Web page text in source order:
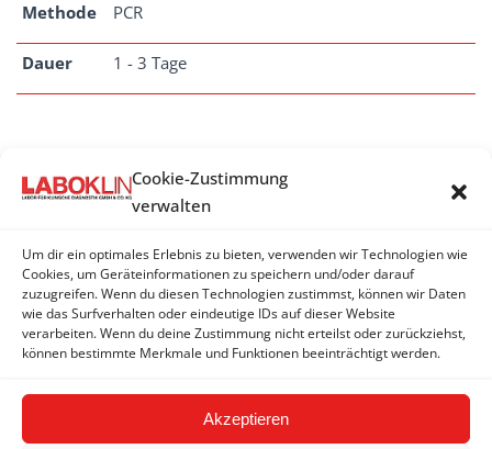
Cookie-Zustimmung
verwalten
Um dir ein optimales Erlebnis zu bieten, verwenden wir Technologien wie
Cookies, um Geräteinformationen zu speichern und/oder darauf
zuzugreifen. Wenn du diesen Technologien zustimmst, können wir Daten
wie das Surfverhalten oder eindeutige IDs auf dieser Website
verarbeiten. Wenn du deine Zustimmung nicht erteilst oder zurückziehst,
können bestimmte Merkmale und Funktionen beeinträchtigt werden.
Akzeptieren
Methode PCR
Dauer 1 - 3 Tage
ENCEPHALITOZOON
Encephalitozoon cuniculi - Antikörper (IgM + IgG)
Encephalitozoon cuniculi - PCR
Encephalitozoon pogonae - PCR